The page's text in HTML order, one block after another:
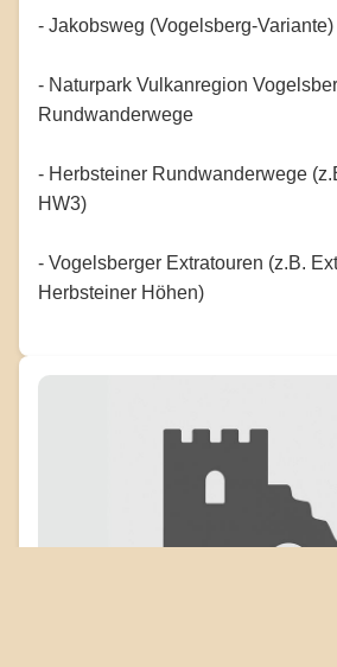
- Jakobsweg (Vogelsberg-Variante)
- Naturpark Vulkanregion
Rundwanderwege
- Herbsteiner Rundwanderwege
HW3)
- Vogelsberger Extratouren (z.B.
Herbsteiner Höhen)